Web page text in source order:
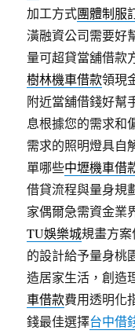
加工方式團體制服
潢融資公司需要好
量可超貸當舖借款
樹林機車借款領現
附近當舖借錢好幫
息根據您的需求和
需求的照明燈具自
單哪些中壢機車借
借貸流程與量身規
家偶爾急需資金業
TU娛樂城規畫方
的設計給予量身桃
造居家生活，創造
車借款費用透明化
錢最佳選擇台中借